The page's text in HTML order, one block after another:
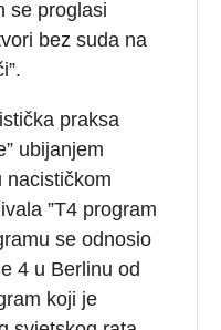
se proglasi
bez suda na
praksa
ubijanjem
nacističkom
”T4 program
se odnosio
4 u Berlinu od
koji je